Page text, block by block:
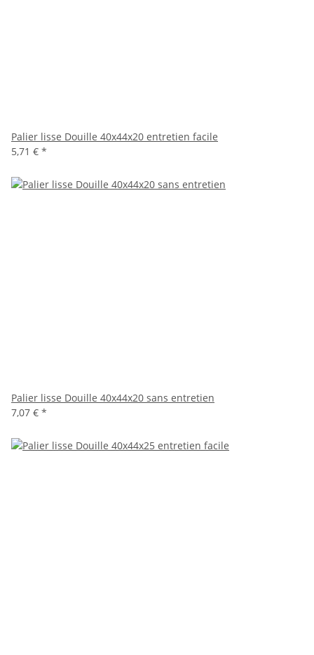
Palier lisse Douille 40x44x20 entretien facile
5,71 € *
Palier lisse Douille 40x44x20 sans entretien
7,07 € *